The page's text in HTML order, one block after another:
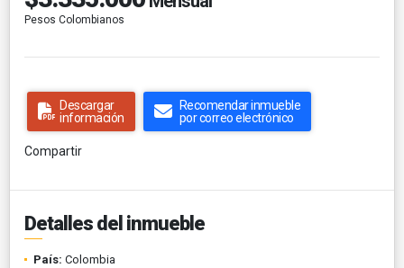
Pesos Colombianos
Descargar
información
Recomendar inmueble
por correo electrónico
Compartir
Detalles del inmueble
País: Colombia